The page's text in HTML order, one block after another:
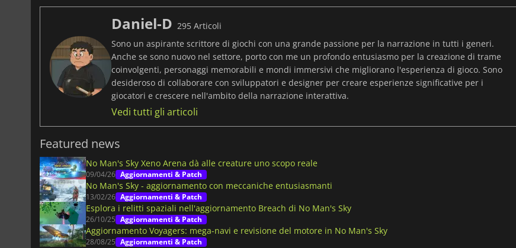
Daniel-D 295 Articoli
Sono un aspirante scrittore di giochi con una grande passione per la narrazione in tutti i generi.
Anche se sono nuovo nel settore, porto con me un profondo entusiasmo per la creazione di trame
coinvolgenti, personaggi memorabili e mondi immersivi che migliorano l'esperienza di gioco. Sono
desideroso di collaborare con sviluppatori e designer per creare esperienze significative per i
giocatori e crescere nell'ambito della narrazione interattiva.
Vedi tutti gli articoli
Featured news
No Man's Sky Xeno Arena dà alle creature uno scopo reale
09/04/26 Aggiornamenti & Patch
No Man's Sky - aggiornamento con meccaniche entusiasmanti
13/02/26 Aggiornamenti & Patch
Esplora i relitti spaziali nell'aggiornamento Breach di No Man's Sky
26/10/25 Aggiornamenti & Patch
Aggiornamento Voyagers: mega-navi e revisione del motore in No Man's Sky
28/08/25 Aggiornamenti & Patch